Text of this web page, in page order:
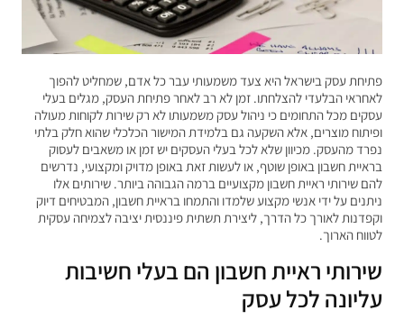
פתיחת עסק בישראל היא צעד משמעותי עבר כל אדם, שמחליט להפוך
לאחראי הבלעדי להצלחתו. זמן לא רב לאחר פתיחת העסק, מגלים בעלי
עסקים מכל התחומים כי ניהול עסק משמעותו לא רק שירות לקוחות מעולה
ופיתוח מוצרים, אלא השקעה גם בלמידת המישור הכלכלי שהוא חלק בלתי
נפרד מהעסק. מכיוון שלא לכל בעלי העסקים יש זמן או משאבים לעסוק
בראיית חשבון באופן שוטף, או לעשות זאת באופן מדויק ומקצועי, נדרשים
להם שירותי ראיית חשבון מקצועיים ברמה הגבוהה ביותר. שירותים אלו
ניתנים על ידי אנשי מקצוע שלמדו והתמחו בראיית חשבון, המבטיחים דיוק
וקפדנות לאורך כל הדרך, ליצירת תשתית פיננסית יציבה לצמיחה עסקית
לטווח הארוך.
שירותי ראיית חשבון הם בעלי חשיבות
עליונה לכל עסק